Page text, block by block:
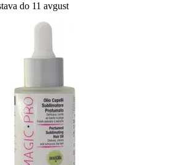
do 11 avgust